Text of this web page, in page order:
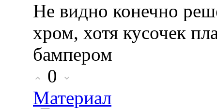
Не видно конечно
хром, хотя кусочек
бампером
0
Материал